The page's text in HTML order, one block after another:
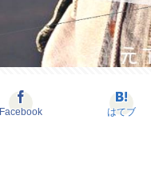
Facebook はてブ